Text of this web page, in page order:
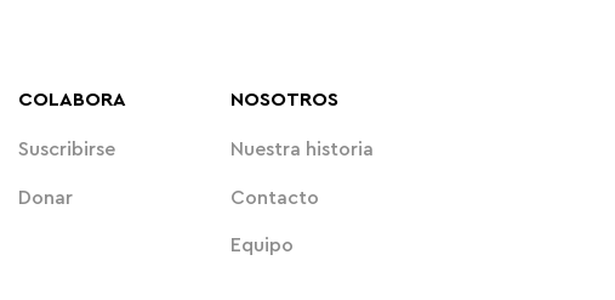
COLABORA
Suscribirse
Donar
NOSOTROS
Nuestra historia
Contacto
Equipo